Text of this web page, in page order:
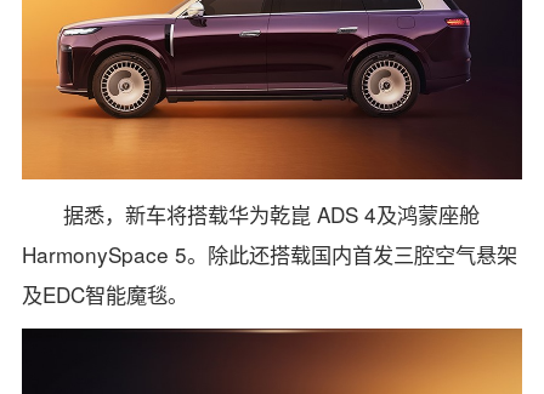
据悉，新车将搭载华为乾崑 ADS 4及鸿蒙座舱
HarmonySpace 5。除此还搭载国内首发三腔空气悬架
及EDC智能魔毯。